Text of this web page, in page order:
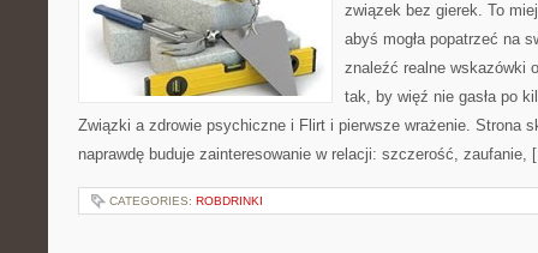
związek bez gierek. To
abyś mogła popatrzeć na
znaleźć realne wskazówki
tak, by więź nie gasła po
Związki a zdrowie psychiczne i Flirt i pierwsze wrażenie. Strona
naprawdę buduje zainteresowanie w relacji: szczerość,
CATEGORIES: ROBDRINKI